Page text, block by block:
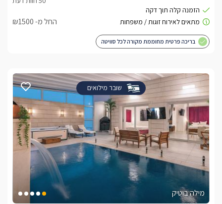
החל מ- ₪1500
בריכה פרטית מחוממת מקורה לכל סוויטה
שובר מילואים
מילה בוטיק